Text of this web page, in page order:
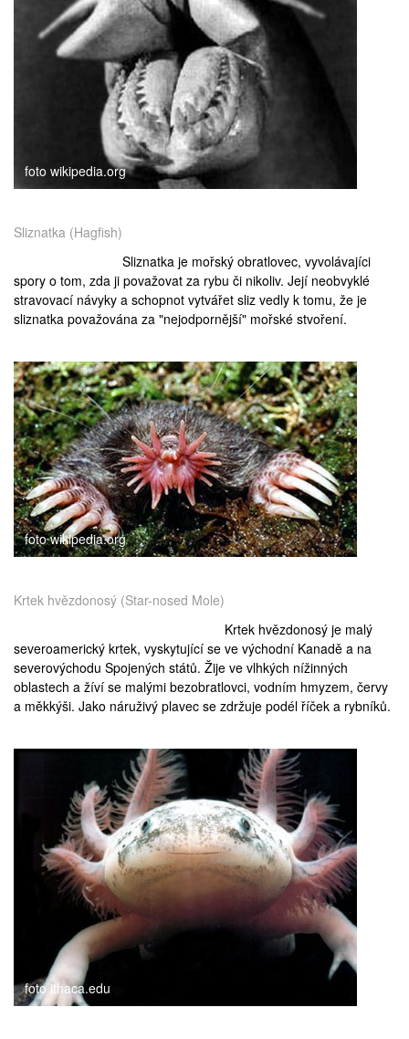
foto wikipedia.org
Sliznatka (Hagfish)
Sliznatka je mořský obratlovec, vyvolávajíci
spory o tom, zda ji považovat za rybu či nikoliv. Její neobvyklé
stravovací návyky a schopnot vytvářet sliz vedly k tomu, že je
sliznatka považována za "nejodpornější" mořské stvoření.
foto wikipedia.org
Krtek hvězdonosý (Star-nosed Mole)
Krtek hvězdonosý je malý
severoamerický krtek, vyskytující se ve východní Kanadě a na
severovýchodu Spojených států. Žije ve vlhkých nížinných
oblastech a žíví se malými bezobratlovci, vodním hmyzem, červy
a měkkýši. Jako náruživý plavec se zdržuje podél říček a rybníků.
foto ithaca.edu